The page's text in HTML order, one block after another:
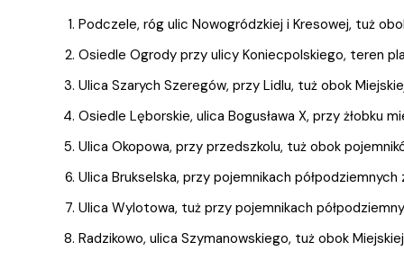
Podczele, róg ulic Nowogródzkiej i Kresowej, tuż
Osiedle Ogrody przy ulicy Koniecpolskiego, teren
Ulica Szarych Szeregów, przy Lidlu, tuż obok
Osiedle Lęborskie, ulica Bogusława X, przy żłobku
Ulica Okopowa, przy przedszkolu, tuż obok
Ulica Brukselska, przy pojemnikach
Ulica Wylotowa, tuż przy pojemnikach
Radzikowo, ulica Szymanowskiego, tuż obok